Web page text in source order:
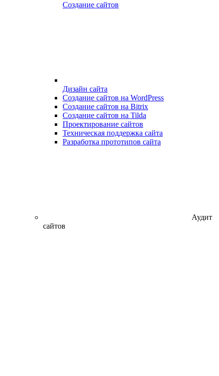
Создание сайтов
Дизайн сайта
Создание сайтов на WordPress
Создание сайтов на Bitrix
Создание сайтов на Tilda
Проектирование сайтов
Техническая поддержка сайта
Разработка прототипов сайта
Аудит
сайтов